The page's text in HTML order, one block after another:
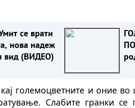
се врати
нова надеж
вид (ВИДЕО)
големоцветните и оние во
Слабите гранки се